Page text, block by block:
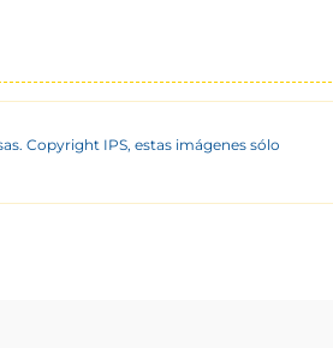
Copyright IPS, estas imágenes sólo